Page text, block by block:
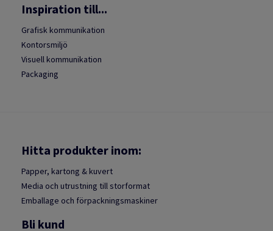
Inspiration till...
Grafisk kommunikation
Kontorsmiljö
Visuell kommunikation
Packaging
Hitta produkter inom:
Papper, kartong & kuvert
Media och utrustning till storformat
Emballage och förpackningsmaskiner
Bli kund